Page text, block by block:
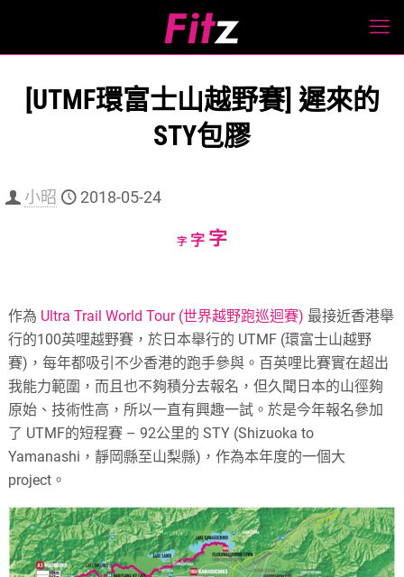
[UTMF環富士山越野賽] 遲來的
STY包膠
小昭 2018-05-24
字Decrease
字Reset
字Increase
作為 Ultra Trail World Tour (世界越野跑巡迴賽) 最接近香港舉
行的100英哩越野賽，於日本舉行的 UTMF (環富士山越野
賽)，每年都吸引不少香港的跑手參與。百英哩比賽實在超出
我能力範圍，而且也不夠積分去報名，但久聞日本的山徑夠
原始、技術性高，所以一直有興趣一試。於是今年報名參加
了 UTMF的短程賽 – 92公里的 STY (Shizuoka to
Yamanashi，靜岡縣至山梨縣)，作為本年度的一個大
project。